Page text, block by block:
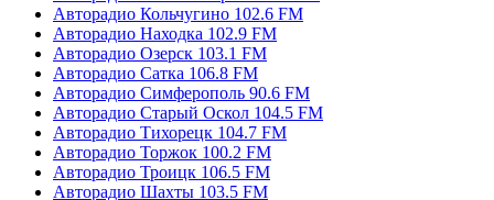
Авторадио Кольчугино 102.6 FM
Авторадио Находка 102.9 FM
Авторадио Озерск 103.1 FM
Авторадио Сатка 106.8 FM
Авторадио Симферополь 90.6 FM
Авторадио Старый Оскол 104.5 FM
Авторадио Тихорецк 104.7 FM
Авторадио Торжок 100.2 FM
Авторадио Троицк 106.5 FM
Авторадио Шахты 103.5 FM